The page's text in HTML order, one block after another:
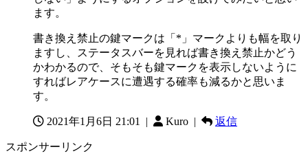
ます。
書き換え禁止の鍵マークは「*」マークよりも幅を取り
ますし、ステータスバーを見れば書き換え禁止かどう
かわかるので、そもそも鍵マークを表示しないように
すればレアケースに遭遇する確率も減るかと思いま
す。
2021年1月6日 21:01 | Kuro | 返信
スポンサーリンク